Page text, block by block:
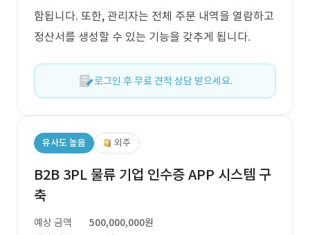
함됩니다. 또한, 관리자는 전체 주문 내역을 열람하고
정산서를 생성할 수 있는 기능을 갖추게 됩니다.
로그인 후 무료 견적 상담 받으세요.
유사도 높음 외주
B2B 3PL 물류 기업 인수증 APP 시스템 구
축
예상 금액
500,000,000원